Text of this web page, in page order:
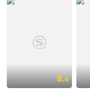
8.4